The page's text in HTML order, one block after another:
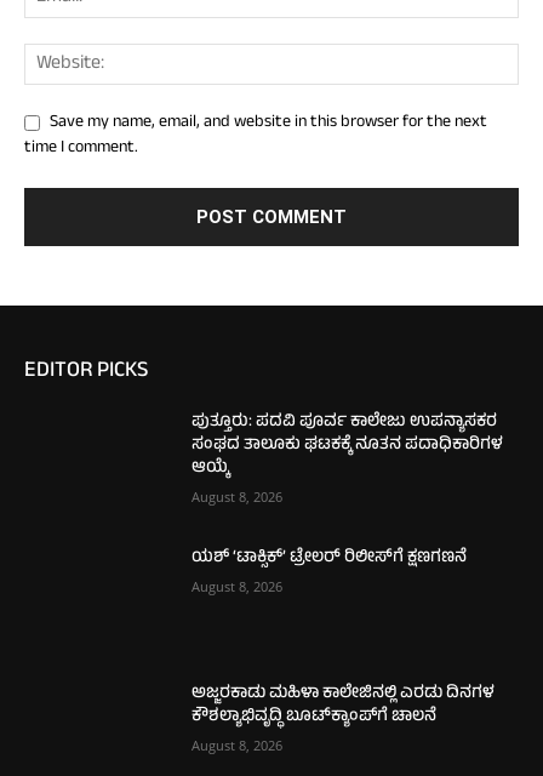
Save my name, email, and website in this browser for the next
time I comment.
EDITOR PICKS
ಪುತ್ತೂರು: ಪದವಿ ಪೂರ್ವ ಕಾಲೇಜು ಉಪನ್ಯಾಸಕರ
ಸಂಘದ ತಾಲೂಕು ಘಟಕಕ್ಕೆ ನೂತನ ಪದಾಧಿಕಾರಿಗಳ
ಆಯ್ಕೆ
August 8, 2026
ಯಶ್ ‘ಟಾಕ್ಸಿಕ್’ ಟ್ರೇಲರ್ ರಿಲೀಸ್‌ಗೆ ಕ್ಷಣಗಣನೆ
August 8, 2026
ಅಜ್ಜರಕಾಡು ಮಹಿಳಾ ಕಾಲೇಜಿನಲ್ಲಿ ಎರಡು ದಿನಗಳ
ಕೌಶಲ್ಯಾಭಿವೃದ್ಧಿ ಬೂಟ್‌ಕ್ಯಾಂಪ್‌ಗೆ ಚಾಲನೆ
August 8, 2026